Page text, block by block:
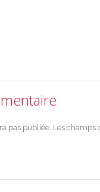
pas publiée. Les champs